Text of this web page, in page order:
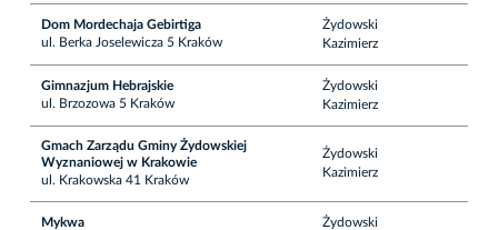
Dom Mordechaja Gebirtiga
ul. Berka Joselewicza 5 Kraków
Żydowski
Kazimierz
Gimnazjum Hebrajskie
ul. Brzozowa 5 Kraków
Żydowski
Kazimierz
Gmach Zarządu Gminy Żydowskiej
Wyznaniowej w Krakowie
ul. Krakowska 41 Kraków
Żydowski
Kazimierz
Mykwa
Żydowski